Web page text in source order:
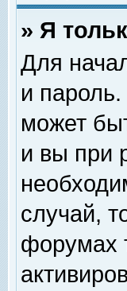
» Я
Для
и
может
и вы при
случай,
форумах